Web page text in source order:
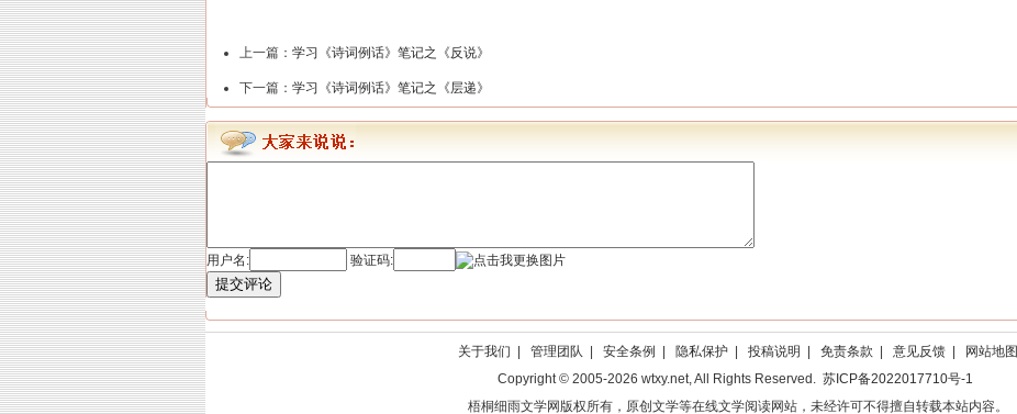
上一篇： 学习《诗词例话》笔记之《反说》
下一篇： 学习《诗词例话》笔记之《层递》
用户名: 验证码:
提交评论
关于我们 管理团队 安全条例 隐私保护 投稿说明 免责条款 意见反馈
网站地图
Copyright © 2005-2026 wtxy.net, All Rights Reserved. 苏ICP备2022017710号-1
梧桐细雨文学网版权所有，原创文学等在线文学阅读网站，未经许可不得擅自转载本站内容。